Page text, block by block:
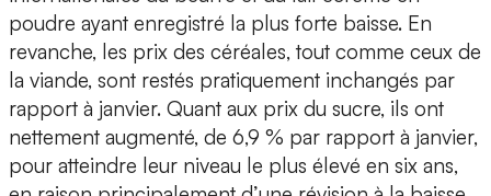
poudre ayant enregistré la plus forte baisse. En
revanche, les prix des céréales, tout comme ceux de
la viande, sont restés pratiquement inchangés par
rapport à janvier. Quant aux prix du sucre, ils ont
nettement augmenté, de 6,9 % par rapport à janvier,
pour atteindre leur niveau le plus élevé en six ans,